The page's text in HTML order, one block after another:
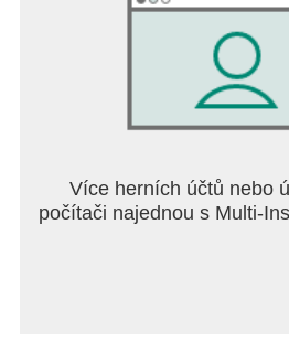
Více herních účtů nebo
počítači najednou s Multi-